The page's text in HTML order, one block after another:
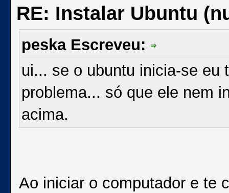
RE: Instalar Ubuntu
peska Escreveu:
ui... se o ubuntu inicia-se eu
problema... só que ele nem
acima.
Ao iniciar o computador e te